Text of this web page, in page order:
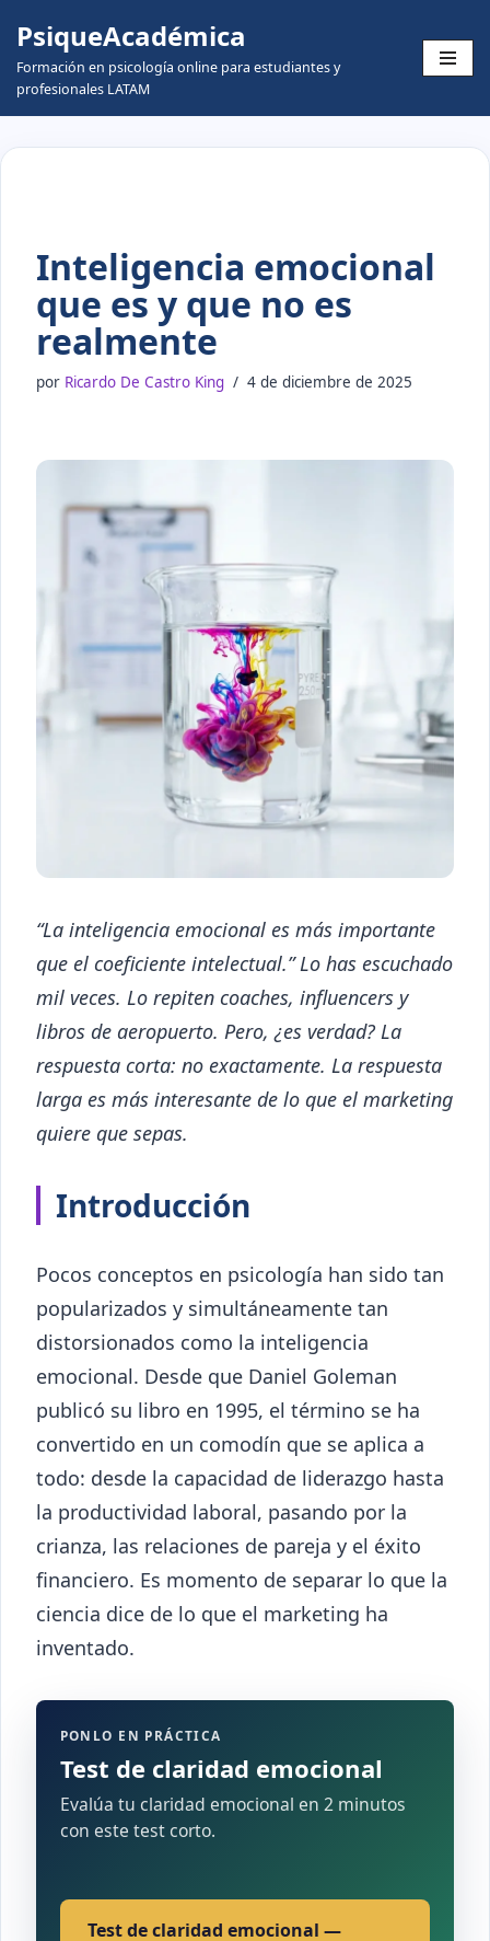
Skip
to
content
PsiqueAcadémica
Formación en psicología online para estudiantes y
profesionales LATAM
Inteligencia emocional
que es y que no es
realmente
por Ricardo De Castro King 4 de diciembre de 2025
“La inteligencia emocional es más importante
que el coeficiente intelectual.” Lo has escuchado
mil veces. Lo repiten coaches, influencers y
libros de aeropuerto. Pero, ¿es verdad? La
respuesta corta: no exactamente. La respuesta
larga es más interesante de lo que el marketing
quiere que sepas.
Introducción
Pocos conceptos en psicología han sido tan
popularizados y simultáneamente tan
distorsionados como la inteligencia
emocional. Desde que Daniel Goleman
publicó su libro en 1995, el término se ha
convertido en un comodín que se aplica a
todo: desde la capacidad de liderazgo hasta
la productividad laboral, pasando por la
crianza, las relaciones de pareja y el éxito
financiero. Es momento de separar lo que la
ciencia dice de lo que el marketing ha
inventado.
PONLO EN PRÁCTICA
Test de claridad emocional
Evalúa tu claridad emocional en 2 minutos
con este test corto.
Test de claridad emocional —